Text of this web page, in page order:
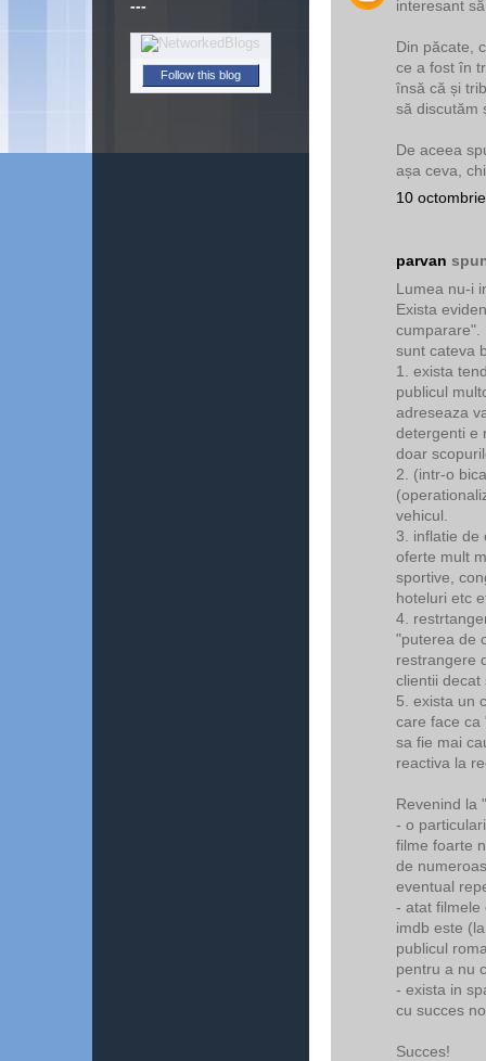
interesant
Din păcate,
ce a fost în
însă că și
să discutăm
De aceea
așa ceva,
10
parvan
Lumea nu-i
Exista
cumparare".
sunt cateva
1. exista
publicul
adreseaza
detergenti e
doar
2. (intr-o
vehicul.
3. inflatie de
oferte mult
sportive,
hoteluri etc
4.
"puterea de
restrangere
clientii decat
5. exista un
care face ca
sa fie mai
reactiva la
Revenind la
- o
filme foarte
de
eventual
- atat filmele
imdb este
publicul
pentru a nu
- exista in
cu succes
Succes!
---
Follow this blog